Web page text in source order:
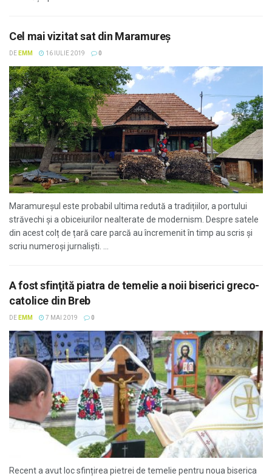
Cel mai vizitat sat din Maramureș
DE EMM 16 IULIE 2019 0
Maramureșul este probabil ultima redută a tradițiilor, a portului
străvechi și a obiceiurilor nealterate de modernism. Despre satele
din acest colț de țară care parcă au încremenit în timp au scris și
scriu numeroși jurnaliști. ...
A fost sfinţită piatra de temelie a noii biserici greco-
catolice din Breb
DE EMM 7 MAI 2019 0
Recent a avut loc sfințirea pietrei de temelie pentru noua biserica